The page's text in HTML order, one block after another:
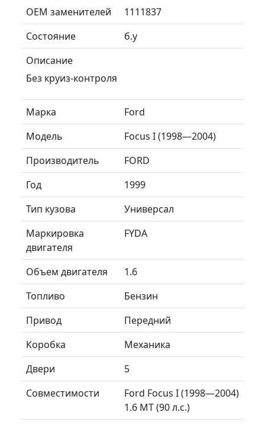
ОЕМ заменителей
1111837
Состояние
б.у
Описание
Без круиз-контроля
Марка
Ford
Модель
Focus I (1998—2004)
Производитель
FORD
Год
1999
Тип кузова
Универсал
Маркировка
двигателя
FYDA
Объем двигателя
1.6
Топливо
Бензин
Привод
Передний
Коробка
Механика
Двери
5
Совместимости
Ford Focus I (1998—2004)
1.6 MT (90 л.с.)